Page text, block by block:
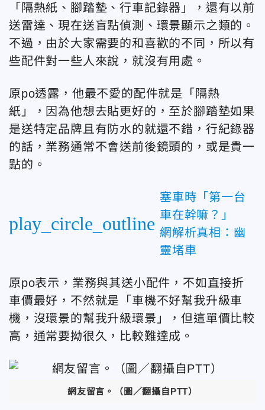
「隔熱紙、腳踏墊、行車記錄器」，還有以前
送雷達、現在送盲點偵測、環景顯示之類的。
不過，由於大家需要的和喜歡的不同，所以有
些配件對一些人來說，就沒有用處。
原po透露，他最不愛的配件就是「隔熱
紙」，因為他想去貼更好的，至於腳踏墊如果
是送特定品牌且有防水的就還不錯，行紀錄器
的話，業務通常不會送前後鏡頭的，或是貴一
點的。
play_circle_outline
塞車時「第一台
車在幹嘛？」
網解析真相：幽
靈堵車
原po表示，業務與其送小配件，不如直接折
車價最好，不然就是「車機不好幫我升級車
機，沒環景的幫我升級環景」，但這單價比較
高，通常要拗很久，比較難達成。
網友留言。（圖／翻攝自PTT）